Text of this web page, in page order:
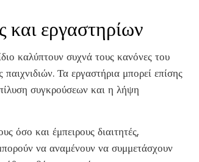
εργαστηρίων
καλύπτουν συχνά τους κανόνες του
παιχνιδιών. Τα εργαστήρια μπορεί επίσης
συγκρούσεων και η λήψη
όσο και έμπειρους διαιτητές,
να αναμένουν να συμμετάσχουν